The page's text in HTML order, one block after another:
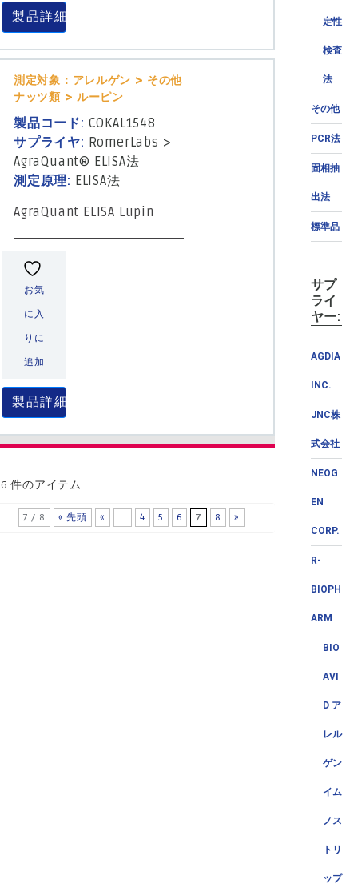
定性
検査
法
その他
PCR法
固相抽
出法
標準品
サプ
ライ
ヤー:
AGDIA
INC.
JNC株
式会社
NEOG
EN
CORP.
R-
BIOPH
ARM
BIO
AVI
D ア
レル
ゲン
イム
ノス
トリ
ップ
製品詳細
測定対象：アレルゲン > その他
ナッツ類 > ルーピン
製品コード: COKAL1548
サプライヤ: RomerLabs >
AgraQuant® ELISA法
測定原理: ELISA法
AgraQuant ELISA Lupin
お気
に入
りに
追加
製品詳細
件のアイテム
7 / 8 « 先頭 « ... 4 5 6 7 8 »